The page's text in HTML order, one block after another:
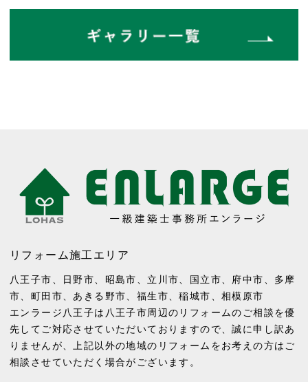
リフォーム施工エリア
八王子市、 日野市、 昭島市、 立川市、 国立市、 府中市、 多摩
市、 町田市、あきる野市、 福生市、稲城市、相模原市
エンラージ八王子は八王子市周辺のリフォームのご相談を優
先してご対応させていただいておりますので、誠に申し訳あ
りませんが、上記以外の地域のリフォームをお考えの方はご
相談させていただく場合がございます。